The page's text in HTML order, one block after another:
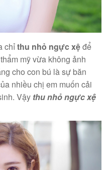
chỉthu nhỏ ngực xệđể
mỹ vừa không ảnh
cho con bú là sự băn
nhiều chị em muốn cải
Vậy thu nhỏ ngực xệ